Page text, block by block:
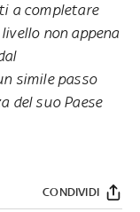
a completare
non appena
simile passo
del suo Paese
CONDIVIDI